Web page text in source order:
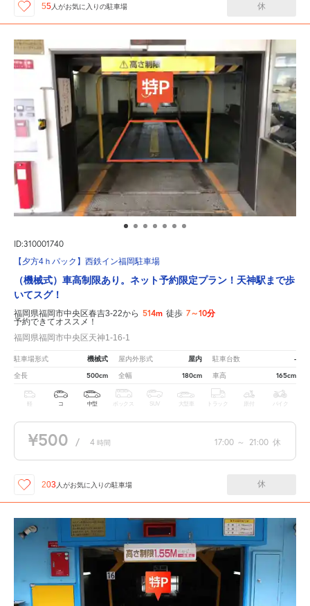
55 人がお気に入りの駐車場 休
ID:310001740
【夕方4ｈパック】西鉄イン福岡駐車場
（機械式）車高制限あり。ネット予約限定プラン！天神駅まで歩
いてスグ！
福岡県福岡市中央区春吉3-22から 514m 徒歩 7～10分
予約できてオススメ！
福岡県福岡市中央区天神1-16-1
駐車場形式 機械式 屋内外形式 屋内 駐車台数 -
全長 500cm 全幅 180cm 車高 165cm
軽 コ 中型 ボックス SUV 大型車 トラック 原付 バイク
¥500 / 4 時間 17:00 ～ 21:00 休
203 人がお気に入りの駐車場 休